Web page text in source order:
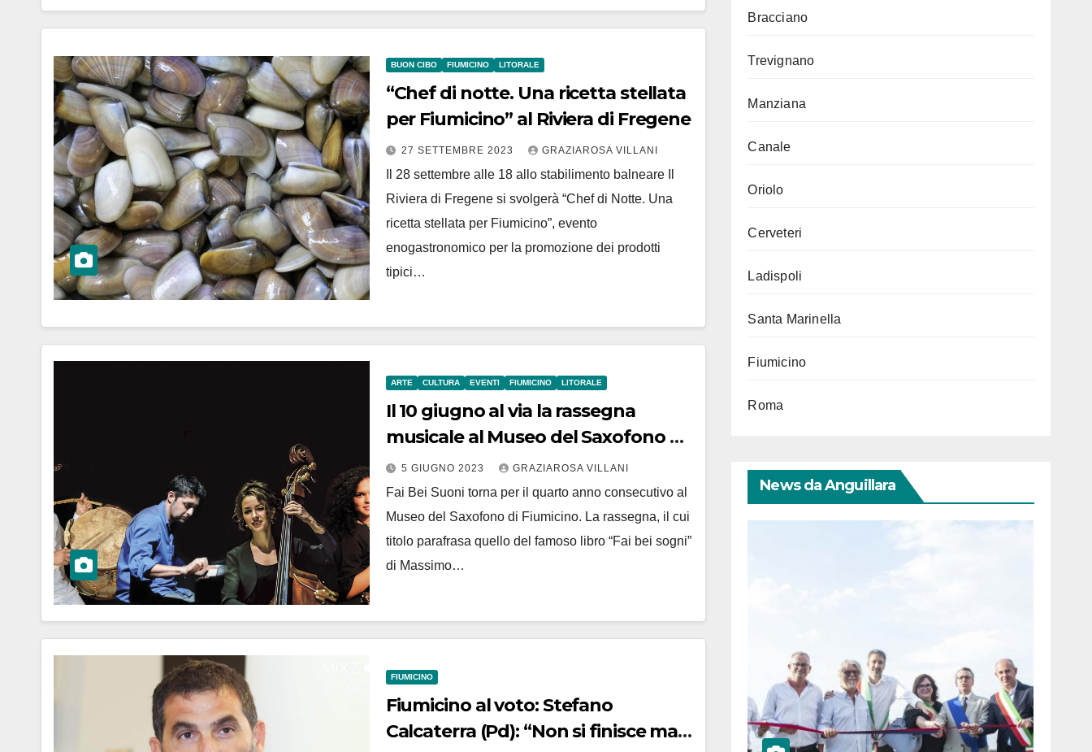
BUON CIBO FIUMICINO LITORALE
“Chef di notte. Una ricetta stellata
per Fiumicino” al Riviera di Fregene
27 SETTEMBRE 2023 GRAZIAROSA VILLANI
Il 28 settembre alle 18 allo stabilimento balneare Il
Riviera di Fregene si svolgerà “Chef di Notte. Una
ricetta stellata per Fiumicino”, evento
enogastronomico per la promozione dei prodotti
tipici…
ARTE CULTURA EVENTI FIUMICINO LITORALE
Il 10 giugno al via la rassegna
musicale al Museo del Saxofono a
Maccarese
5 GIUGNO 2023 GRAZIAROSA VILLANI
Fai Bei Suoni torna per il quarto anno consecutivo al
Museo del Saxofono di Fiumicino. La rassegna, il cui
titolo parafrasa quello del famoso libro “Fai bei sogni”
di Massimo…
FIUMICINO
Fiumicino al voto: Stefano
Calcaterra (Pd): “Non si finisce mai
Bracciano
Trevignano
Manziana
Canale
Oriolo
Cerveteri
Ladispoli
Santa Marinella
Fiumicino
Roma
News da Anguillara